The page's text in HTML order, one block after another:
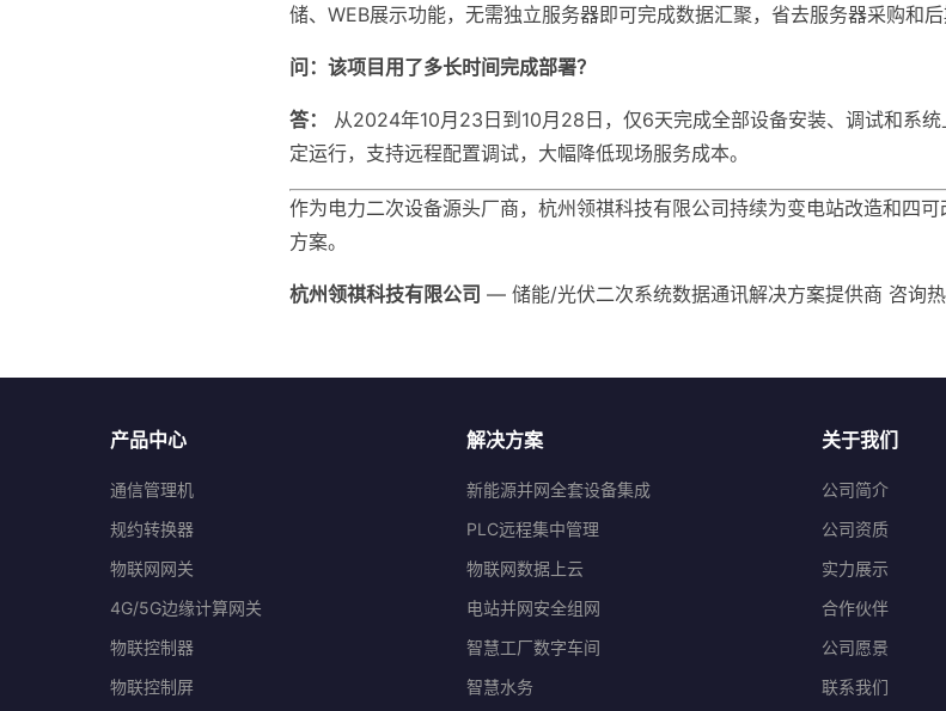
储、WEB展示功能，无需独立服务器即可完成数据汇聚，省去服务器采购和后
问：该项目用了多长时间完成部署？
答：
从2024年10月23日到10月28日，仅6天完成全部设备安装、调试和系
定运行，支持远程配置调试，大幅降低现场服务成本。
作为电力二次设备源头厂商，杭州领祺科技有限公司持续为变电站改造和四
方案。
杭州领祺科技有限公司 — 储能/光伏二次系统数据通讯解决方案提供商 咨询
产品中心
通信管理机
规约转换器
物联网网关
4G/5G边缘计算网关
物联控制器
物联控制屏
解决方案
新能源并网全套设备集成
PLC远程集中管理
物联网数据上云
电站并网安全组网
智慧工厂数字车间
智慧水务
关于我们
公司简介
公司资质
实力展示
合作伙伴
公司愿景
联系我们